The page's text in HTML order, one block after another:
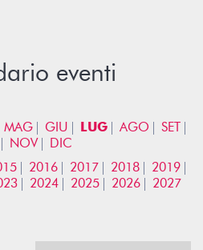
eventi
MAG GIU LUG AGO
SET
NOV
DIC
2016 2017 2018
2019
2024 2025 2026 2027